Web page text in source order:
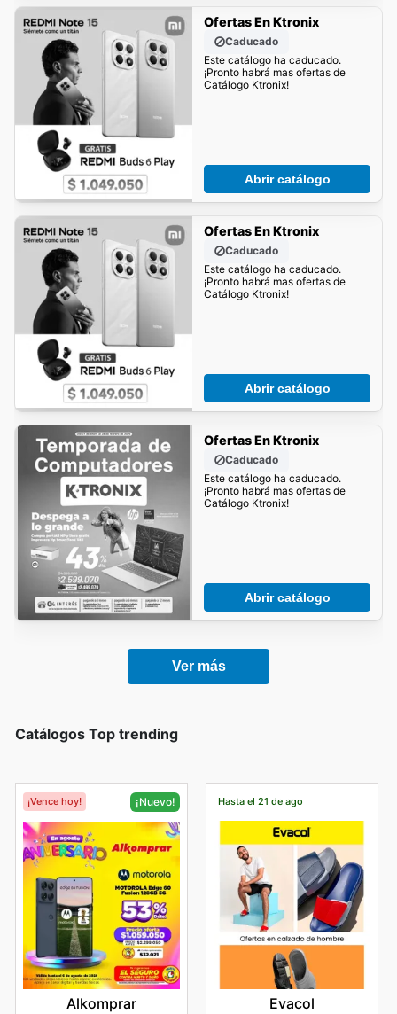
Ofertas En Ktronix
Caducado
Este catálogo ha caducado.
¡Pronto habrá mas ofertas de
Catálogo Ktronix!
Abrir catálogo
Ofertas En Ktronix
Caducado
Este catálogo ha caducado.
¡Pronto habrá mas ofertas de
Catálogo Ktronix!
Abrir catálogo
Ofertas En Ktronix
Caducado
Este catálogo ha caducado.
¡Pronto habrá mas ofertas de
Catálogo Ktronix!
Abrir catálogo
Ver más
Catálogos Top trending
¡Vence hoy! ¡Nuevo!
Alkomprar
Hasta el 21 de ago
Evacol